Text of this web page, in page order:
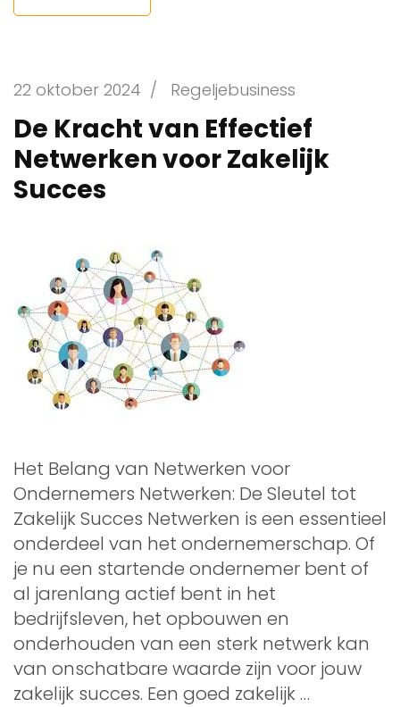
22 oktober 2024 / Regeljebusiness
De Kracht van Effectief
Netwerken voor Zakelijk
Succes
Het Belang van Netwerken voor
Ondernemers Netwerken: De Sleutel tot
Zakelijk Succes Netwerken is een essentieel
onderdeel van het ondernemerschap. Of
je nu een startende ondernemer bent of
al jarenlang actief bent in het
bedrijfsleven, het opbouwen en
onderhouden van een sterk netwerk kan
van onschatbare waarde zijn voor jouw
zakelijk succes. Een goed zakelijk …